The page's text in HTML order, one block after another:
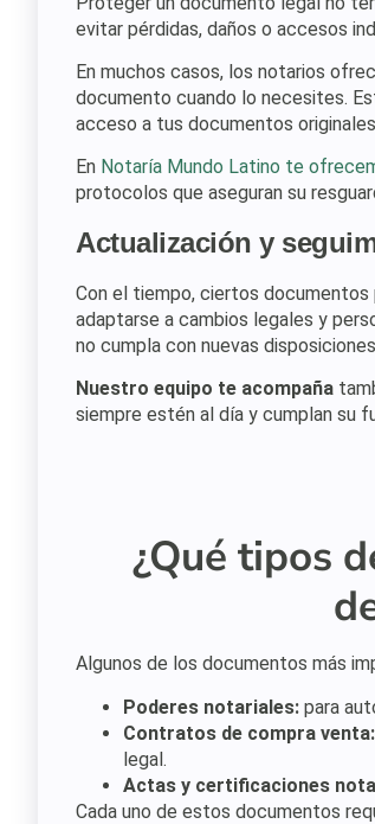
evitar pérdidas, daños o accesos
En muchos casos, los notarios
documento cuando lo necesites.
acceso a tus documentos
En Notaría Mundo Latino te
protocolos que aseguran su
Actualización y
Con el tiempo, ciertos documentos
adaptarse a cambios legales y
no cumpla con nuevas
Nuestro equipo te acompaña
siempre estén al día y cumplan su
¿Qué tipos
Algunos de los documentos más
Poderes notariales: para
Contratos de compra venta:
legal.
Actas y certificaciones
Cada uno de estos documentos